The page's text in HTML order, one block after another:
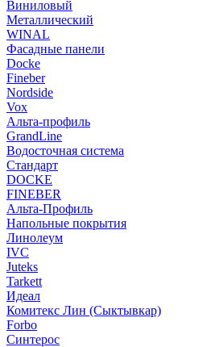
Виниловый
Металлический
WINAL
Фасадные панели
Docke
Fineber
Nordside
Vox
Альта-профиль
GrandLine
Водосточная система
Стандарт
DOCKE
FINEBER
Альта-Профиль
Напольные покрытия
Линолеум
IVC
Juteks
Tarkett
Идеал
Комитекс Лин (Сыктывкар)
Forbo
Синтерос